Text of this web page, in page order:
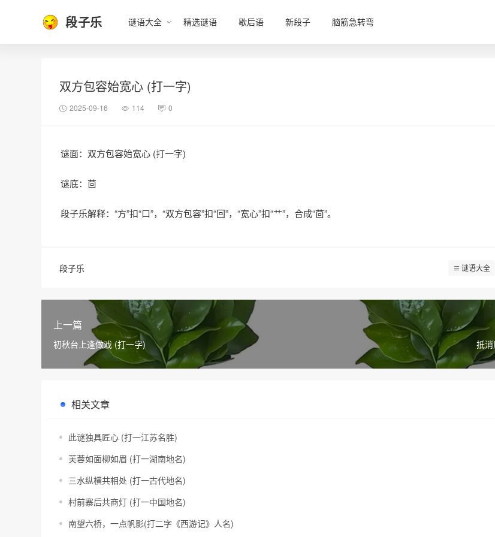
段子乐 谜语大全 精选谜语 歇后语 新段子 脑筋急转弯
双方包容始宽心 (打一字)
2025-09-16 114 0
谜面：双方包容始宽心 (打一字)
谜底：茴
段子乐解释：“方”扣“口”，“双方包容”扣“回”，“宽心”扣“艹”，合成“茴”。
段子乐 谜语大全
上一篇
初秋台上逢做戏 (打一字) 抵
相关文章
此谜独具匠心 (打一江苏名胜)
芙蓉如面柳如眉 (打一湖南地名)
三水纵横共相处 (打一古代地名)
村前寨后共商灯 (打一中国地名)
南望六桥，一点帆影(打二字《西游记》人名)